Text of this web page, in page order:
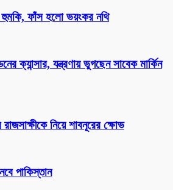
হুমকি, ফাঁস হলো ভয়ংকর নথি
ক্যান্সার, যন্ত্রণায় ভুগছেন সাবেক মার্কিন
নিয়ে শাবনূরের ক্ষোভ
পাকিস্তান